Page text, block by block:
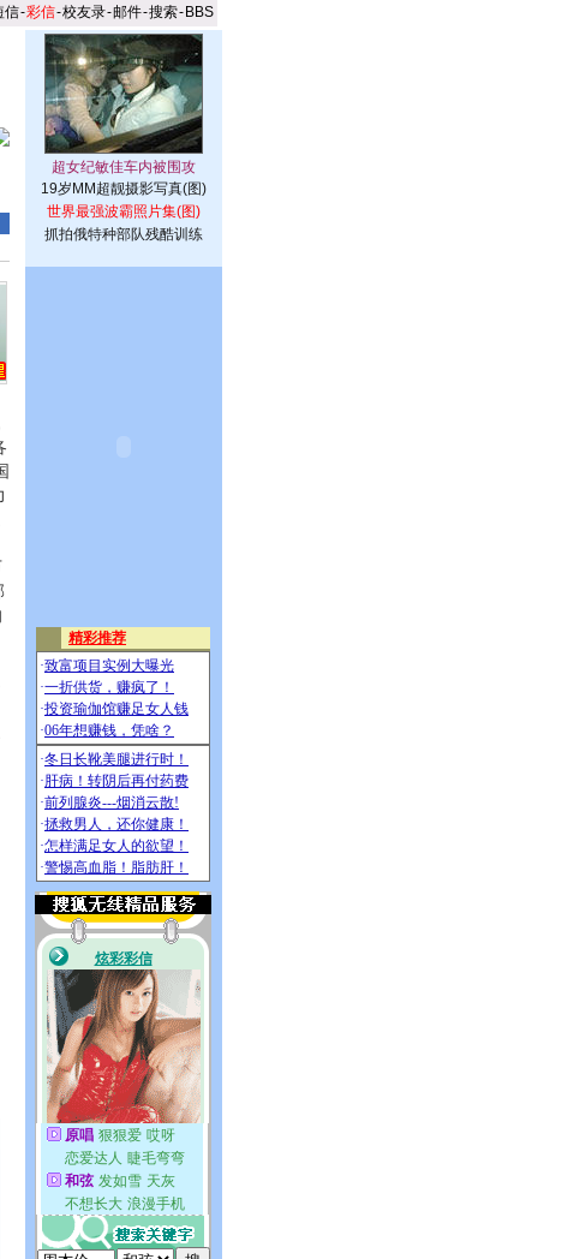
信-彩信-校友录-邮件-搜索- BBS
19岁MM超靓摄影写真(图)
世界最强波霸照片集(图)
抓拍俄特种部队残酷训练